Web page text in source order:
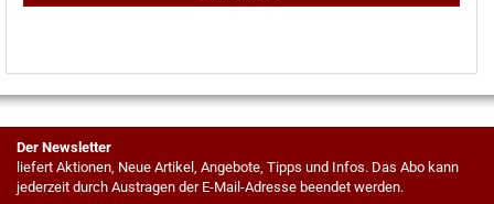
Der Newsletter
liefert Aktionen, Neue Artikel, Angebote, Tipps und Infos. Das Abo kann
jederzeit durch Austragen der E-Mail-Adresse beendet werden.